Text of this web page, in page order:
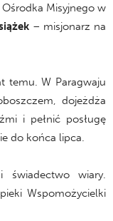
Misyjnego w
– misjonarz na
temu. W Paragwaju
dojeżdża
i pełnić posługę
do końca lipca.
świadectwo wiary.
Wspomożycielki